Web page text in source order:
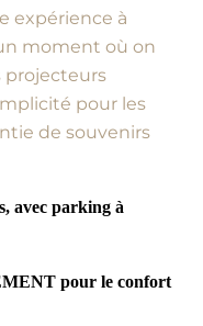
expérience à
moment où on
projecteurs
pour les
de souvenirs
avec parking à
pour le confort